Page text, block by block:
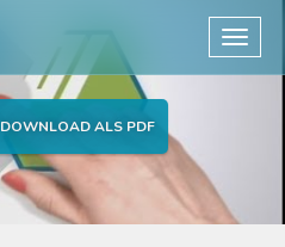
DOWNLOAD ALS PDF